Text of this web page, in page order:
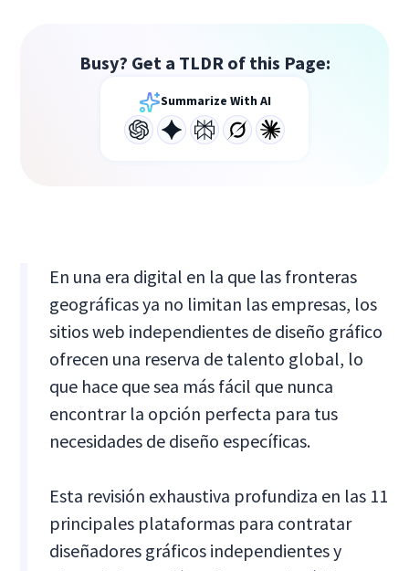
Busy? Get a TLDR of this Page:
Summarize With AI
En una era digital en la que las fronteras
geográficas ya no limitan las empresas, los
sitios web independientes de diseño gráfico
ofrecen una reserva de talento global, lo
que hace que sea más fácil que nunca
encontrar la opción perfecta para tus
necesidades de diseño específicas.
Esta revisión exhaustiva profundiza en las 11
principales plataformas para contratar
diseñadores gráficos independientes y